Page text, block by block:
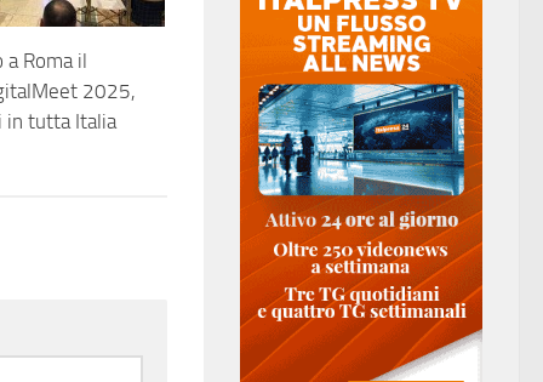
Roma il
2025,
in tutta Italia